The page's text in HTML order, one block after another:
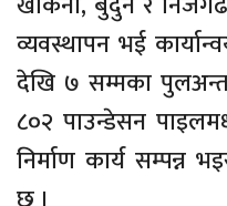
व्यवस्थापन भई
देखि ७ सम्मका
८०२ पाउन्डेसन
निर्माण कार्य